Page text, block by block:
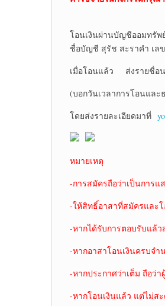
โอนเงินผ่านบัญชีออมทรัพ
ชื่อบัญชี สุรัช สะราคำ เล
เมื่อโอนแล้ว ส่งรายชื่อน
(บอกวันเวลาการโอนแล
โดยส่งรายละเอียดมาที่
หมายเหตุ
-การสมัครถือว่าเป็นการแ
-ให้สิทธิ์อาสาที่สมัครและ
-หากได้รับการตอบรับแล้ว
-หากอาสาโอนเงินครบจำ
-หากประกาศว่าเต็ม ถือว่
-หากโอนเงินแล้ว แต่ไม่ส